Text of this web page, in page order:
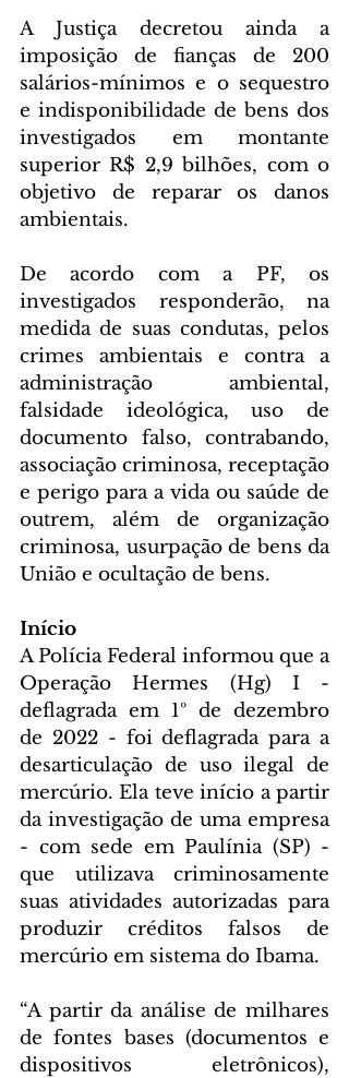
A Justiça decretou ainda a
imposição de fianças de 200
salários-mínimos e o sequestro
e indisponibilidade de bens dos
investigados em montante
superior R$ 2,9 bilhões, com o
objetivo de reparar os danos
ambientais.
De acordo com a PF, os
investigados responderão, na
medida de suas condutas, pelos
crimes ambientais e contra a
administração ambiental,
falsidade ideológica, uso de
documento falso, contrabando,
associação criminosa, receptação
e perigo para a vida ou saúde de
outrem, além de organização
criminosa, usurpação de bens da
União e ocultação de bens.
Início
A Polícia Federal informou que a
Operação Hermes (Hg) I -
deflagrada em 1º de dezembro
de 2022 - foi deflagrada para a
desarticulação de uso ilegal de
mercúrio. Ela teve início a partir
da investigação de uma empresa
- com sede em Paulínia (SP) -
que utilizava criminosamente
suas atividades autorizadas para
produzir créditos falsos de
mercúrio em sistema do Ibama.
“A partir da análise de milhares
de fontes bases (documentos e
dispositivos eletrônicos),